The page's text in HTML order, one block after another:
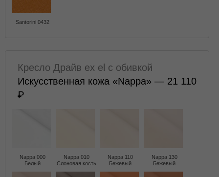
Santorini 0432
Кресло Драйв ex el с обивкой
Искусственная кожа «Nappa» — 21 110
Nappa 000
Белый
Nappa 010
Слоновая кость
Nappa 110
Бежевый
Nappa 130
Бежевый